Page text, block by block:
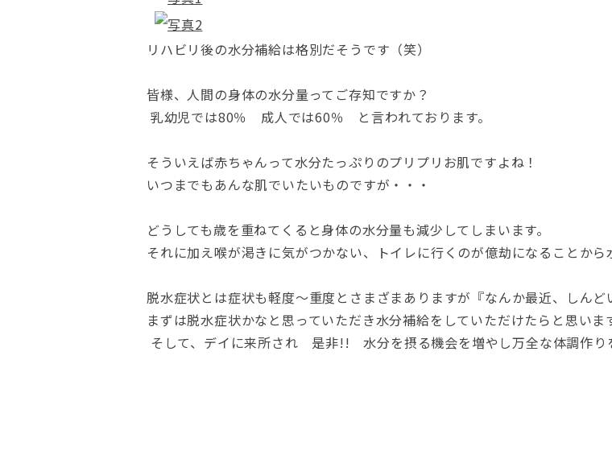
リハビリ後の水分補給は格別だそうです（笑）
皆様、人間の身体の水分量ってご存知ですか？
乳幼児では80％ 成人では60％ と言われております。
そういえば赤ちゃんって水分たっぷりのプリプリお肌ですよね！
いつまでもあんな肌でいたいものですが・・・
どうしても歳を重ねてくると身体の水分量も減少してしまいます。
それに加え喉が渇きに気がつかない、トイレに行くのが億劫になることから
脱水症状とは症状も軽度～重度とさまざまありますが『なんか最近、しん
まずは脱水症状かなと思っていただき水分補給をしていただけたらと思いま
そして、デイに来所され 是非!! 水分を摂る機会を増やし万全な体調作り